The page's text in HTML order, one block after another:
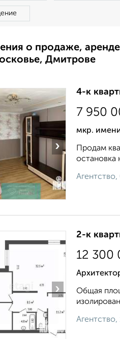
о продаже,
Дмитрове
›
4-к
7 950
мкр.
Продам
остановка
›
2-к
12 300
Общая